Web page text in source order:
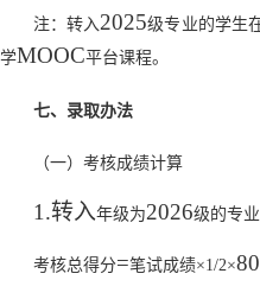
注：转入 2025级专业的学生
学MOOC平台课程。
七、录取办法
（一）考核成绩计算
1.转入年级为2026级的专业
考核总得分=笔试成绩×1/2×